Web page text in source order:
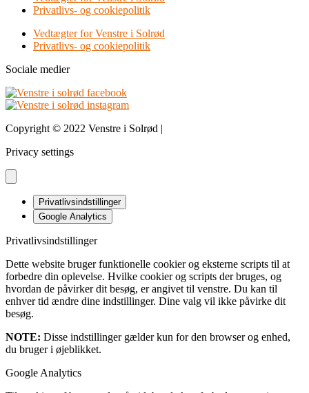
Privatlivs- og cookiepolitik
Vedtægter for Venstre i Solrød
Privatlivs- og cookiepolitik
Sociale medier
Copyright © 2022 Venstre i Solrød |
Privacy settings
Privatlivsindstillinger
Google Analytics
Privatlivsindstillinger
Dette website bruger funktionelle cookier og eksterne scripts til at
forbedre din oplevelse. Hvilke cookier og scripts der bruges, og
hvordan de påvirker dit besøg, er angivet til venstre. Du kan til
enhver tid ændre dine indstillinger. Dine valg vil ikke påvirke dit
besøg.
NOTE: Disse indstillinger gælder kun for den browser og enhed,
du bruger i øjeblikket.
Google Analytics